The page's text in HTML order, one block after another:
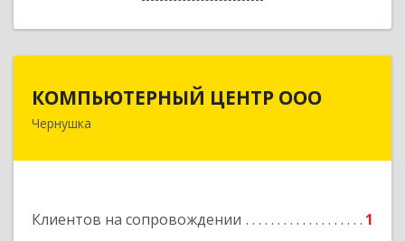
КОМПЬЮТЕРНЫЙ ЦЕНТР ООО
Чернушка
Клиентов на сопровождении 1
КОМПЬЮТЕРНЫЙ ЦЕНТР ООО